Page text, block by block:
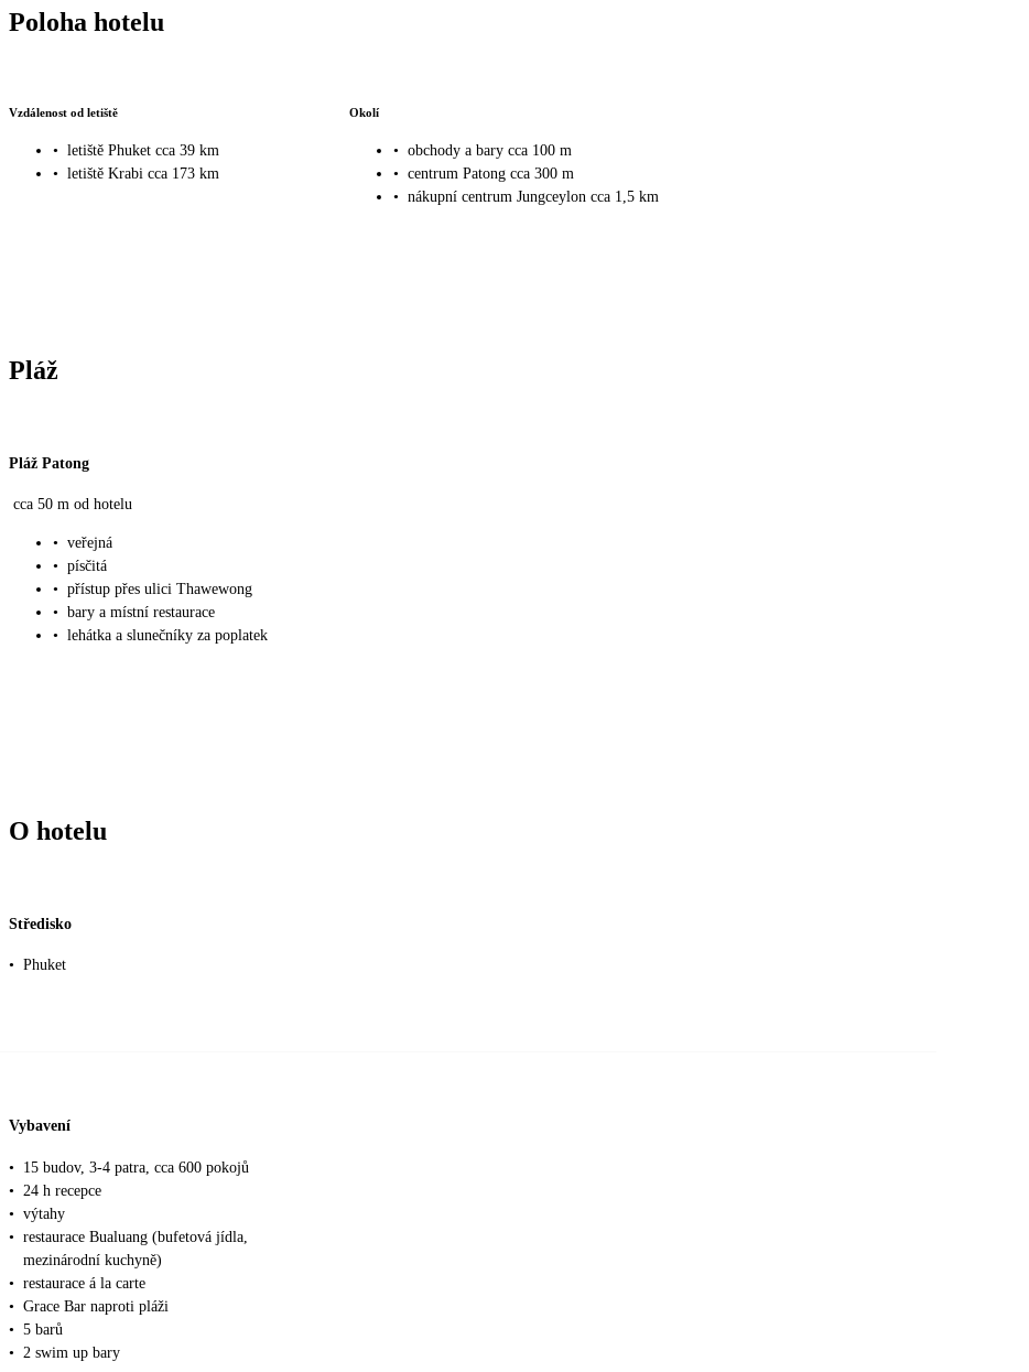
Poloha hotelu
Vzdálenost od letiště
• letiště Phuket cca 39 km
• letiště Krabi cca 173 km
Okolí
• obchody a bary cca 100 m
• centrum Patong cca 300 m
• nákupní centrum Jungceylon cca 1,5 km
Pláž
Pláž Patong
cca 50 m od hotelu
• veřejná
• písčitá
• přístup přes ulici Thawewong
• bary a místní restaurace
• lehátka a slunečníky za poplatek
O hotelu
Středisko
• Phuket
Vybavení
•
15 budov, 3-4 patra, cca 600 pokojů
•
24 h recepce
• výtahy
• restaurace Bualuang (bufetová jídla,
mezinárodní kuchyně)
• restaurace á la carte
• Grace Bar naproti pláži
• 5 barů
•
2 swim up bary